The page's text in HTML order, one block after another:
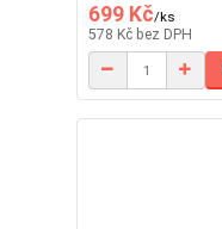
699 Kč/ks
578 Kč bez DPH